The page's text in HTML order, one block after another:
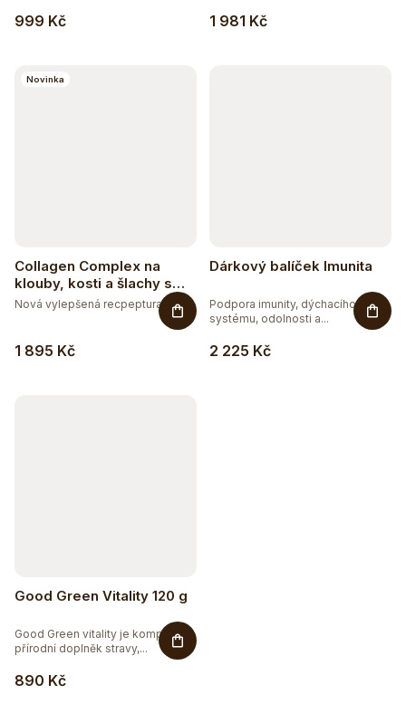
999 Kč 1 981 Kč
Novinka
Collagen Complex na
klouby, kosti a šlachy s
příchutí mango-maracuja
1 895 Kč
Nová vylepšená recpeptura -...
Dárkový balíček Imunita
2 225 Kč
Podpora imunity, dýchacího
systému, odolnosti a...
Good Green Vitality 120 g
890 Kč
Good Green vitality je komplexní
přírodní doplněk stravy,...
Sleva až 20 %